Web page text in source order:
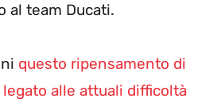
al team Ducati.
questo ripensamento di
alle attuali difficoltà